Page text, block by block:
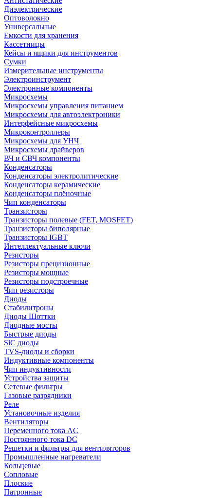
Диэлектрические
Оптоволокно
Универсальные
Емкости для хранения
Кассетницы
Кейсы и ящики для инструментов
Сумки
Измерительные инструменты
Электроинструмент
Электронные компоненты
Микросхемы
Микросхемы управления питанием
Микросхемы для автоэлектроники
Интерфейсные микросхемы
Микроконтроллеры
Микросхемы для УНЧ
Микросхемы драйверов
ВЧ и СВЧ компоненты
Конденсаторы
Конденсаторы электролитические
Конденсаторы керамические
Конденсаторы плёночные
Чип конденсаторы
Транзисторы
Транзисторы полевые (FET, MOSFET)
Транзисторы биполярные
Транзисторы IGBT
Интеллектуальные ключи
Резисторы
Резисторы прецизионные
Резисторы мощные
Резисторы подстроечные
Чип резисторы
Диоды
Стабилитроны
Диоды Шоттки
Диодные мосты
Быстрые диоды
SiC диоды
TVS-диоды и сборки
Индуктивные компоненты
Чип индуктивности
Устройства защиты
Сетевые фильтры
Газовые разрядники
Реле
Установочные изделия
Вентиляторы
Переменного тока AC
Постоянного тока DC
Решетки и фильтры для вентиляторов
Промышленные нагреватели
Кольцевые
Сопловые
Плоские
Патронные